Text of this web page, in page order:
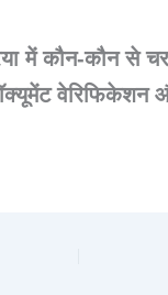
में कौन-कौन से
वेरिफिकेशन